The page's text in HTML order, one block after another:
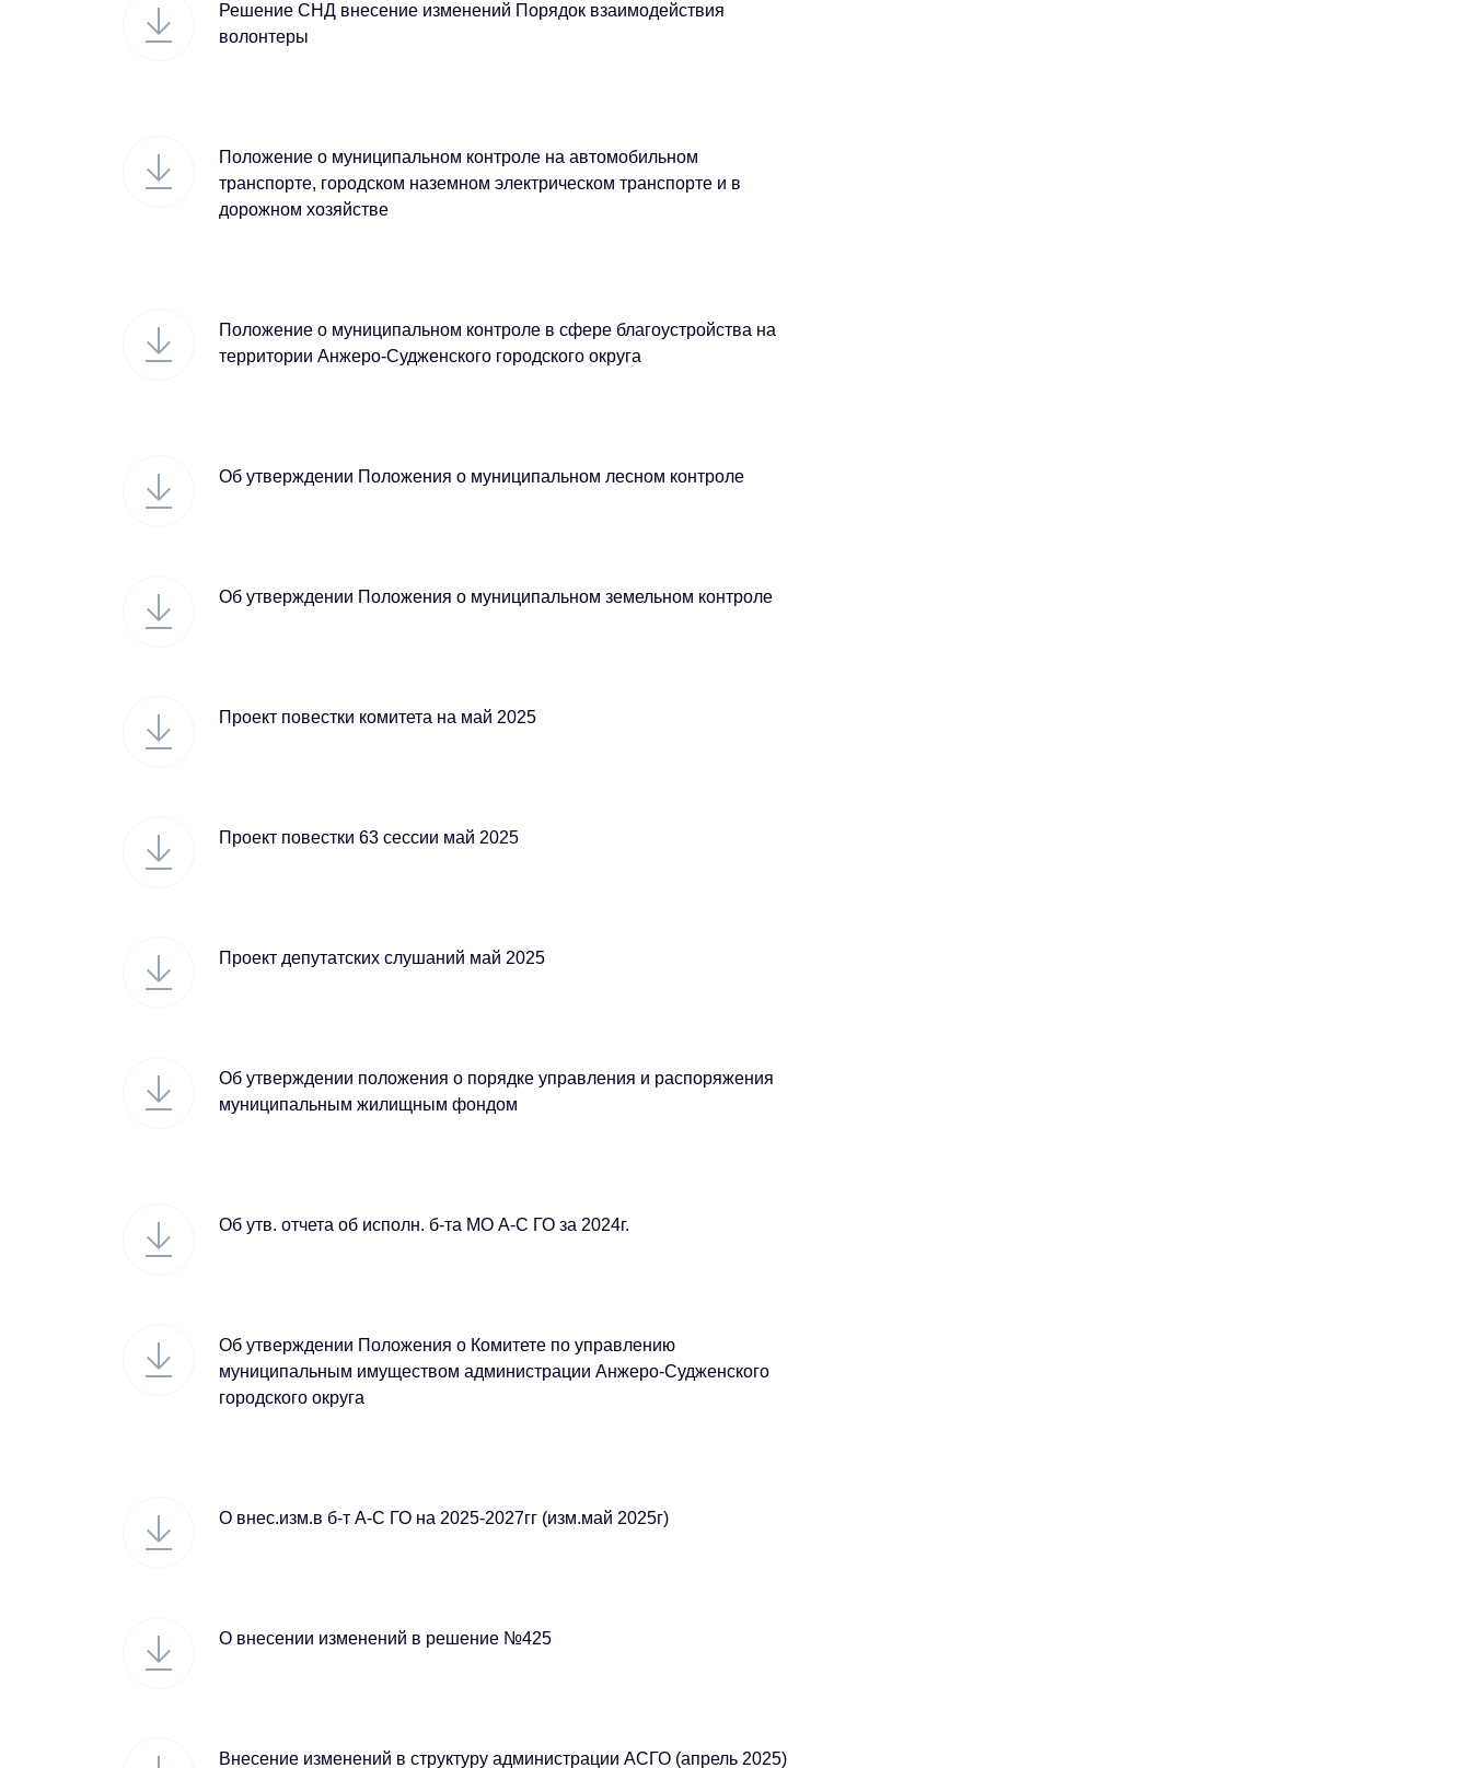
Решение СНД внесение изменений Порядок взаимодействия
волонтеры
Положение о муниципальном контроле на автомобильном
транспорте, городском наземном электрическом транспорте и в
дорожном хозяйстве
Положение о муниципальном контроле в сфере благоустройства на
территории Анжеро-Судженского городского округа
Об утверждении Положения о муниципальном лесном контроле
Об утверждении Положения о муниципальном земельном контроле
Проект повестки комитета на май 2025
Проект повестки 63 сессии май 2025
Проект депутатских слушаний май 2025
Об утверждении положения о порядке управления и распоряжения
муниципальным жилищным фондом
Об утв. отчета об исполн. б-та МО А-С ГО за 2024г.
Об утверждении Положения о Комитете по управлению
муниципальным имуществом администрации Анжеро-Судженского
городского округа
О внес.изм.в б-т А-С ГО на 2025-2027гг (изм.май 2025г)
О внесении изменений в решение №425
Внесение изменений в структуру администрации АСГО (апрель 2025)